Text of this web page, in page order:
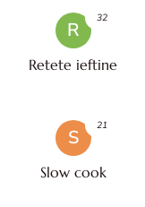
R
Retete ieftine
32
S
Slow cook
21